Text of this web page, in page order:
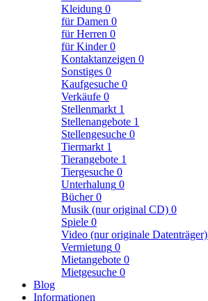
Kleidung 0
für Damen 0
für Herren 0
für Kinder0
Kontaktanzeigen 0
Sonstiges 0
Kaufgesuche 0
Verkäufe 0
Stellenmarkt 1
Stellenangebote 1
Stellengesuche 0
Tiermarkt 1
Tierangebote 1
Tiergesuche 0
Unterhalung 0
Bücher0
Musik (nur original CD) 0
Spiele 0
Video (nur originale Datenträger)
Vermietung 0
Mietangebote 0
Mietgesuche 0
Blog
Informationen